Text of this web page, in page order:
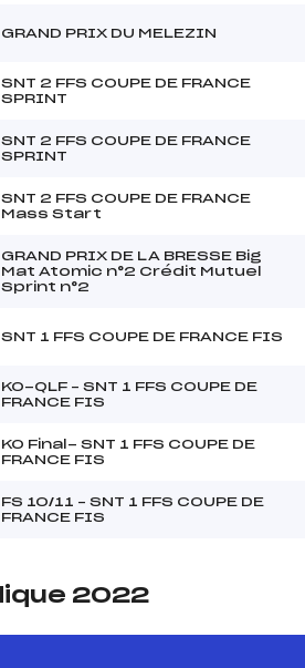
GRAND PRIX DU MELEZIN
SNT 2 FFS COUPE DE FRANCE
SPRINT
SNT 2 FFS COUPE DE FRANCE
SPRINT
SNT 2 FFS COUPE DE FRANCE
Mass Start
GRAND PRIX DE LA BRESSE Big
Mat Atomic n°2 Crédit Mutuel
Sprint n°2
SNT 1 FFS COUPE DE FRANCE FIS
KO-QLF – SNT 1 FFS COUPE DE
FRANCE FIS
KO Final- SNT 1 FFS COUPE DE
FRANCE FIS
FS 10/11 – SNT 1 FFS COUPE DE
FRANCE FIS
2022